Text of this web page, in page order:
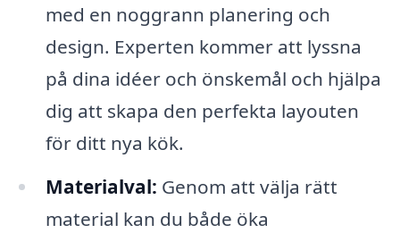
med en noggrann planering och
design. Experten kommer att lyssna
på dina idéer och önskemål och hjälpa
dig att skapa den perfekta layouten
för ditt nya kök.
Materialval: Genom att välja rätt
material kan du både öka